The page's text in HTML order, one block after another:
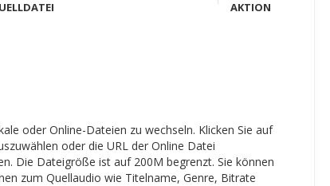
AKTION
oder Online-Dateien zu wechseln. Klicken Sie auf
oder die URL der Online Datei
Die Dateigröße ist auf 200M begrenzt. Sie können
zum Quellaudio wie Titelname, Genre, Bitrate